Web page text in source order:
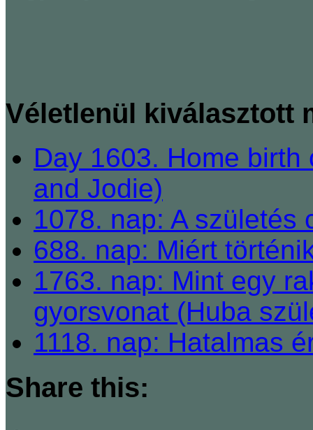
Véletlenül kiválasztott
Day 1603. Home
and Jodie)
1078. nap: A születés
688. nap: Miért
1763. nap: Mint egy
gyorsvonat (Huba
1118. nap: Hatalmas
Share this: